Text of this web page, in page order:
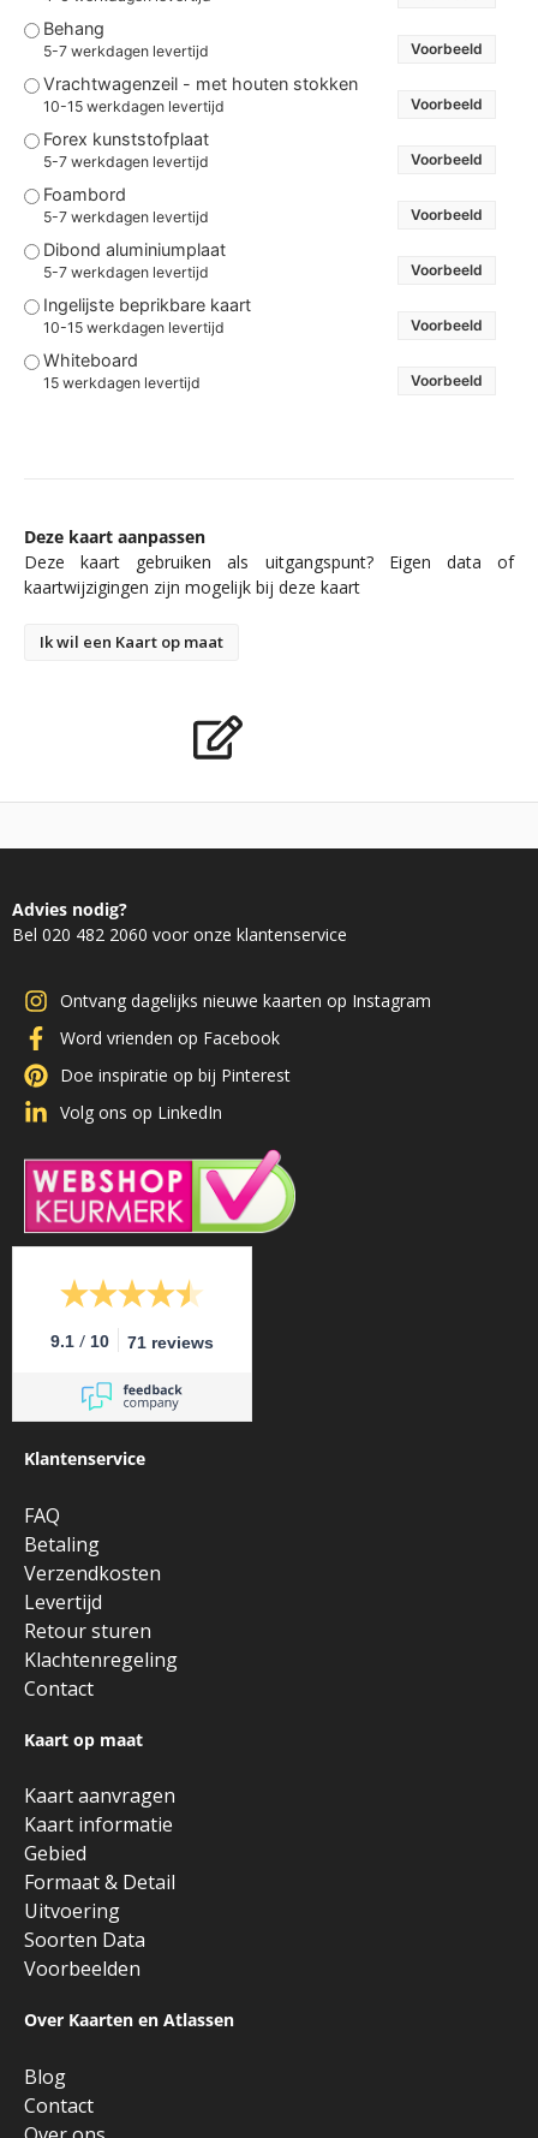
Behang
5-7 werkdagen levertijd Voorbeeld
Vrachtwagenzeil - met houten stokken
10-15 werkdagen levertijd Voorbeeld
Forex kunststofplaat
5-7 werkdagen levertijd Voorbeeld
Foambord
5-7 werkdagen levertijd Voorbeeld
Dibond aluminiumplaat
5-7 werkdagen levertijd Voorbeeld
Ingelijste beprikbare kaart
10-15 werkdagen levertijd Voorbeeld
Whiteboard
15 werkdagen levertijd Voorbeeld
Deze kaart aanpassen
Deze kaart gebruiken als uitgangspunt? Eigen data of
kaartwijzigingen zijn mogelijk bij deze kaart
Ik wil een Kaart op maat
Advies nodig?
Bel 020 482 2060 voor onze klantenservice
Ontvang dagelijks nieuwe kaarten op Instagram
Word vrienden op Facebook
Doe inspiratie op bij Pinterest
Volg ons op LinkedIn
9.1 / 10 71 reviews
Klantenservice
FAQ
Betaling
Verzendkosten
Levertijd
Retour sturen
Klachtenregeling
Contact
Kaart op maat
Kaart aanvragen
Kaart informatie
Gebied
Formaat & Detail
Uitvoering
Soorten Data
Voorbeelden
Over Kaarten en Atlassen
Blog
Contact